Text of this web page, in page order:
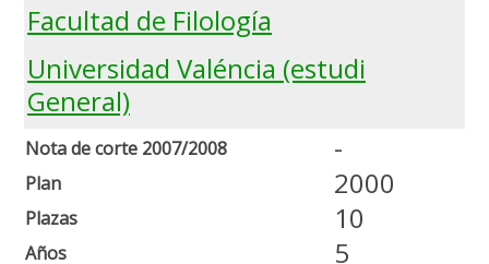
Facultad de Filología
Universidad Valéncia (estudi
General)
Nota de corte 2007/2008
Plan
Plazas
Años
-
2000
10
5